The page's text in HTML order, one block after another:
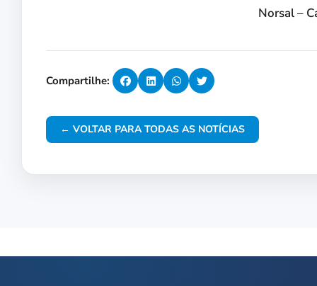
Norsal –
Compartilhe:
← VOLTAR PARA TODAS AS NOTÍCIAS